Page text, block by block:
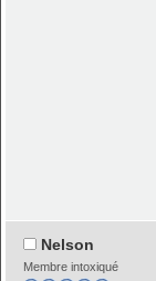
Nelson
Membre intoxiqué